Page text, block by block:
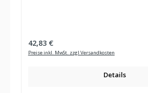
Regulärer Preis:
42,83 €
Preise inkl. MwSt. zzgl Versandkosten
Details